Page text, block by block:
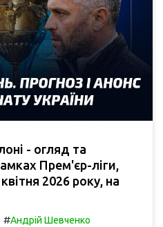
- огляд та
Прем'єр-ліги,
2026 року, на
#Андрій Шевченко